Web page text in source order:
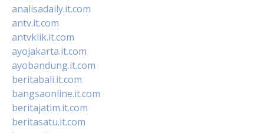
analisadaily.it.com
antv.it.com
antvklik.it.com
ayojakarta.it.com
ayobandung.it.com
beritabali.it.com
bangsaonline.it.com
beritajatim.it.com
beritasatu.it.com